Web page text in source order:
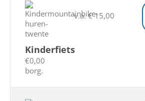
Kinderfiets
€0,00
borg.
v.a. € 15,00